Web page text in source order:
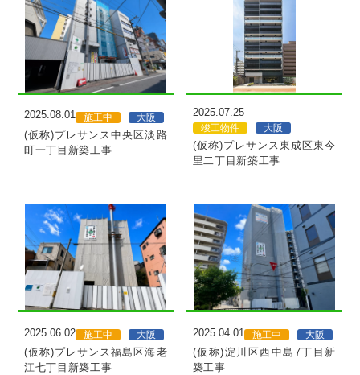
MORE
2025.08.01 施工中 大阪
(仮称)プレサンス中央区淡路
町一丁目新築工事
MORE
2025.07.25
竣工物件 大阪
(仮称)プレサンス東成区東今
里二丁目新築工事
MORE
2025.06.02 施工中 大阪
(仮称)プレサンス福島区海老
江七丁目新築工事
MORE
2025.04.01 施工中 大阪
(仮称)淀川区西中島7丁目新
築工事